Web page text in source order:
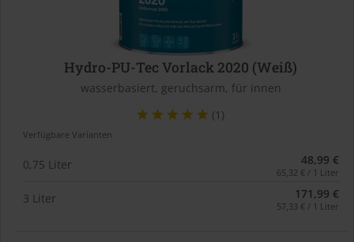
Hydro-PU-Tec Vorlack 2020 (Weiß)
wasserbasiert, geruchsarm, für innen
(1)
Verfügbare Varianten
0,75 Liter 48,99 €
65,32 € / 1 Liter
3 Liter 171,99 €
57,33 € / 1 Liter